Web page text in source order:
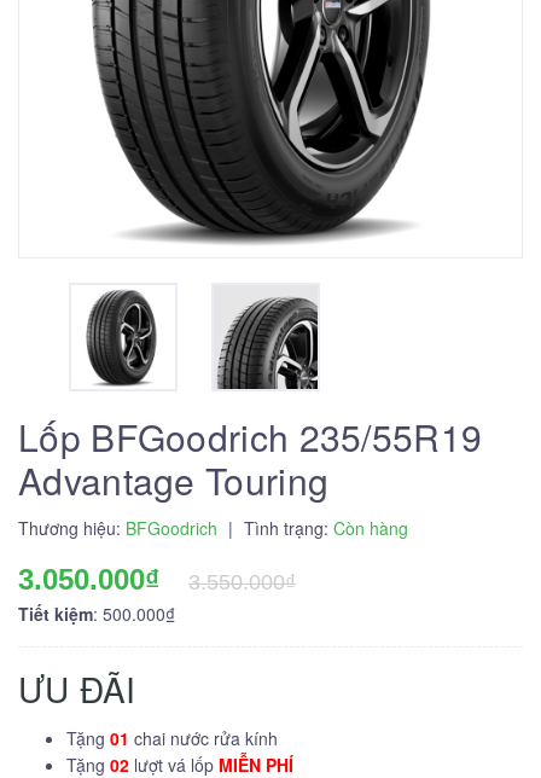
Lốp BFGoodrich 235/55R19
Advantage Touring
Thương hiệu: BFGoodrich | Tình trạng: Còn hàng
3.050.000₫
3.550.000₫
Tiết kiệm: 500.000₫
ƯU ĐÃI
Tặng 01 chai nước rửa kính
Tặng 02 lượt vá lốp MIỄN PHÍ